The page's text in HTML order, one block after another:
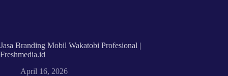
Jasa Branding Mobil Wakatobi Profesional |
Freshmedia.id
April 16, 2026